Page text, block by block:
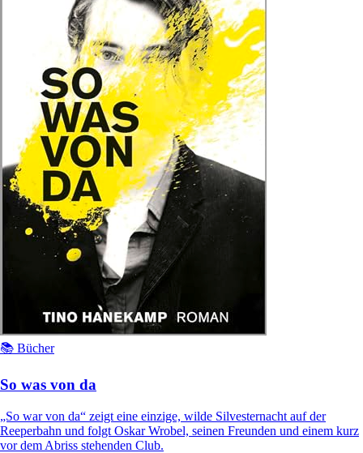
📚 Bücher
So was von da
„So war von da“ zeigt eine einzige, wilde Silvesternacht auf der
Reeperbahn und folgt Oskar Wrobel, seinen Freunden und einem kurz
vor dem Abriss stehenden Club.